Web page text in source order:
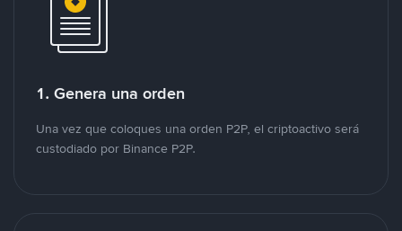
1. Genera una orden
Una vez que coloques una orden P2P, el criptoactivo será
custodiado por Binance P2P.